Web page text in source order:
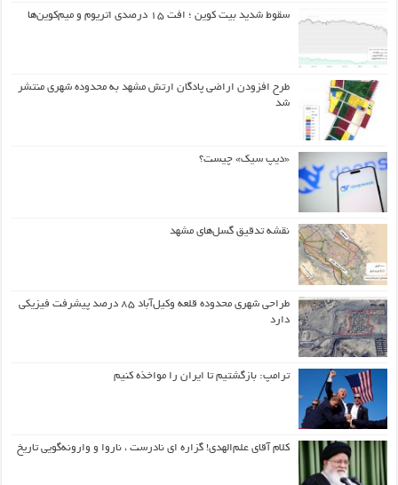
سقوط شدید بیت کوین ؛ افت ۱۵ درصدی اتریوم و میم‌کوین‌ها
طرح افزودن اراضی پادگان ارتش مشهد به محدوده شهری منتشر
شد
«دیپ سیک» چیست؟
نقشه تدقیق گسل‌های مشهد
طراحی شهری محدوده قلعه وکیل‌آباد ۸۵ درصد پیشرفت فیزیکی
دارد
ترامپ: بازگشتیم تا ایران را مواخذه کنیم
کلام آقای علم‌الهدی! گزاره ای نادرست ، ناروا و وارونه‌گویی تاریخ